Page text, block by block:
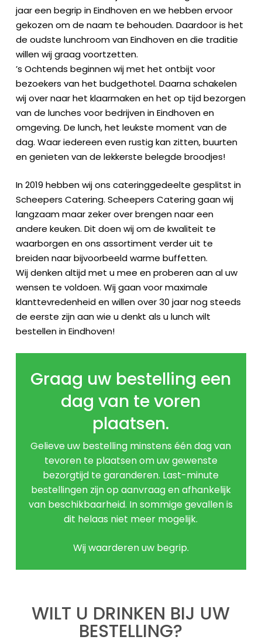
jaar een begrip in Eindhoven en we hebben ervoor
gekozen om de naam te behouden. Daardoor is het
de oudste lunchroom van Eindhoven en die traditie
willen wij graag voortzetten.
’s Ochtends beginnen wij met het ontbijt voor
bezoekers van het budgethotel. Daarna schakelen
wij over naar het klaarmaken en het op tijd bezorgen
van de lunches voor bedrijven in Eindhoven en
omgeving. De lunch, het leukste moment van de
dag. Waar iedereen even rustig kan zitten, buurten
en genieten van de lekkerste belegde broodjes!
In 2019 hebben wij ons cateringgedeelte gesplitst in
Scheepers Catering. Scheepers Catering gaan wij
langzaam maar zeker over brengen naar een
andere keuken. Dit doen wij om de kwaliteit te
waarborgen en ons assortiment verder uit te
breiden naar bijvoorbeeld warme buffetten.
Wij denken altijd met u mee en proberen aan al uw
wensen te voldoen. Wij gaan voor maximale
klanttevredenheid en willen over 30 jaar nog steeds
de eerste zijn aan wie u denkt als u lunch wilt
bestellen in Eindhoven!
Graag uw bestelling een
dag van te voren
plaatsen.
Gelieve uw bestelling minstens één dag van
tevoren te plaatsen om uw gewenste
bezorgtijd te garanderen. Last-minute
bestellingen zijn op aanvraag en afhankelijk
van beschikbaarheid. In sommige gevallen is
dit helaas niet meer mogelijk.
Wij waarderen uw begrip.
WILT U DRINKEN BIJ UW
BESTELLING?